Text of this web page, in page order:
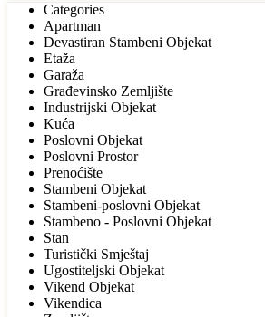
Categories
Apartman
Devastiran Stambeni Objekat
Etaža
Garaža
Građevinsko Zemljište
Industrijski Objekat
Kuća
Poslovni Objekat
Poslovni Prostor
Prenoćište
Stambeni Objekat
Stambeni-poslovni Objekat
Stambeno - Poslovni Objekat
Stan
Turistički Smještaj
Ugostiteljski Objekat
Vikend Objekat
Vikendica